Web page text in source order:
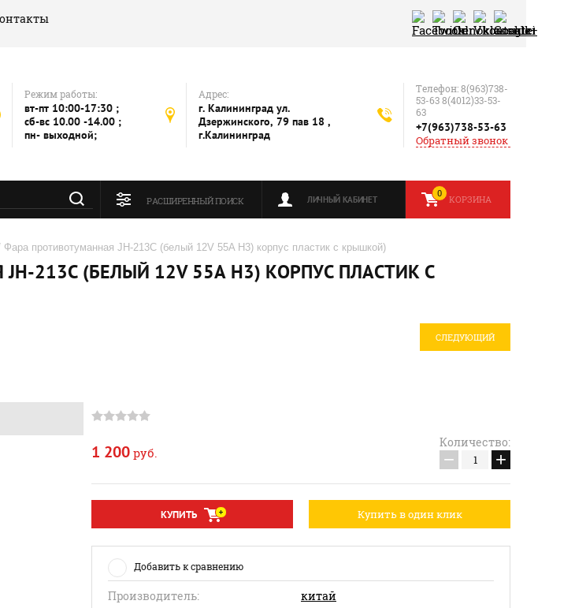
Режим работы:
вт-пт 10:00-17:30 ;
сб-вс 10.00 -14.00 ;
пн- выходной;
Адрес:
г. Калининград ул.
Дзержинского, 79 пав 18 ,
г.Калининград
Телефон: 8(963)738-
53-63 8(4012)33-53-
63
+7(963)738-53-63
Обратный звонок
КОРЗИНА
0
ЛИЧНЫЙ КАБИНЕТ
РАСШИРЕННЫЙ ПОИСК
Фара противотуманная JH-213C (белый 12V 55A H3) корпус пластик с крышкой)
213C (БЕЛЫЙ 12V 55A H3) КОРПУС ПЛАСТИК С
СЛЕДУЮЩИЙ
1 200 руб.
Количество:
− +
КУПИТЬ Купить в один клик
Добавить к сравнению
Производитель: китай